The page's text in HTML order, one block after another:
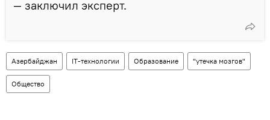
— заключил эксперт.
Азербайджан IT-технологии Образование "утечка мозгов"
Общество